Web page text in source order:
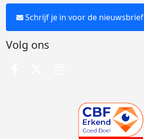
Schrijf je in voor de nieuwsbrief
Volg ons